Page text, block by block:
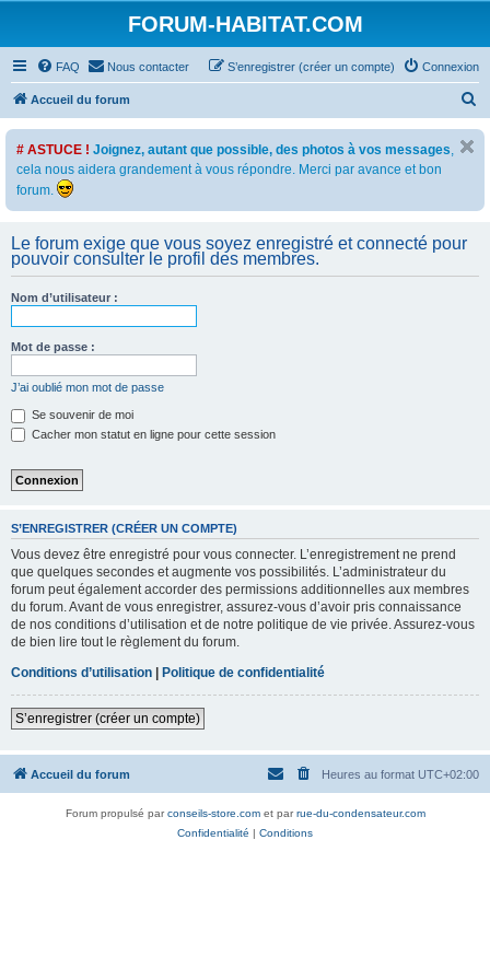
FORUM-HABITAT.COM
FAQ Nous contacter Connexion
S’enregistrer (créer un compte)
Accueil du forum
e
# ASTUCE ! Joignez, autant que possible, des photos à vos messages,
cela nous aidera grandement à vous répondre. Merci par avance et bon
forum.
Le forum exige que vous soyez enregistré et connecté pour
pouvoir consulter le profil des membres.
Nom d’utilisateur :
Mot de passe :
J’ai oublié mon mot de passe
Se souvenir de moi
Cacher mon statut en ligne pour cette session
S’ENREGISTRER (CRÉER UN COMPTE)
Vous devez être enregistré pour vous connecter. L’enregistrement ne prend
que quelques secondes et augmente vos possibilités. L’administrateur du
forum peut également accorder des permissions additionnelles aux membres
du forum. Avant de vous enregistrer, assurez-vous d’avoir pris connaissance
de nos conditions d’utilisation et de notre politique de vie privée. Assurez-vous
de bien lire tout le règlement du forum.
Conditions d’utilisation | Politique de confidentialité
S’enregistrer (créer un compte)
Accueil du forum Heures au format UTC+02:00
Forum propulsé parconseils-store.comet parrue-du-condensateur.com
Confidentialité | Conditions